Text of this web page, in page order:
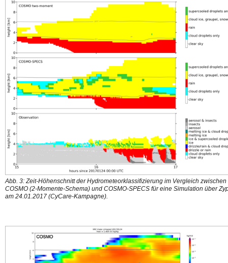
Abb. 3: Zeit-Höhenschnitt der Hydrometeorklassifizierung im Vergleich zwischen
COSMO (2-Momente-Schema) und COSMO-SPECS für eine Simulation über
am 24.01.2017 (CyCare-Kampagne).